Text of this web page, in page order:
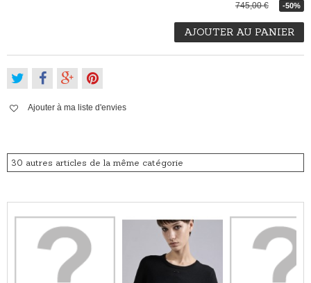
-50%
745,00 €
AJOUTER AU PANIER
Ajouter à ma liste d'envies
30 autres articles de la même catégorie